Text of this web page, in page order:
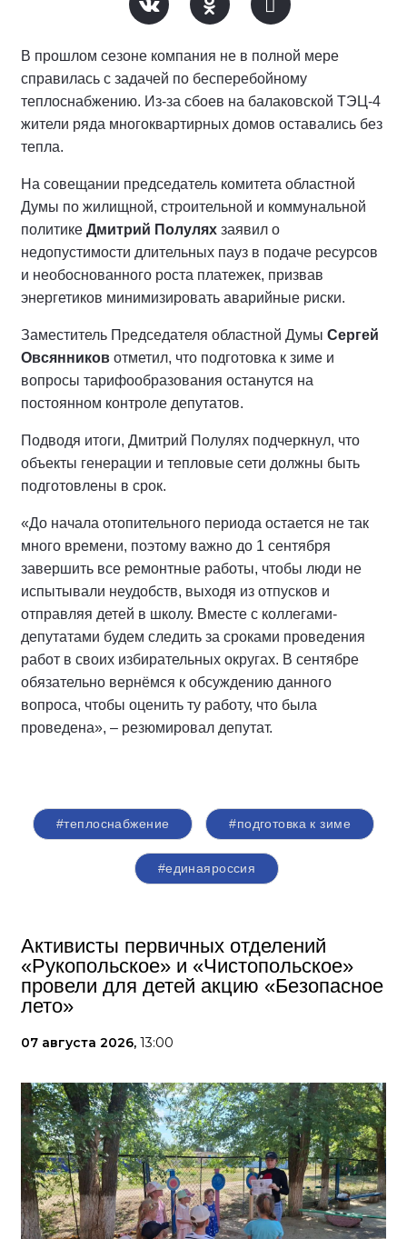
В прошлом сезоне компания не в полной мере
справилась с задачей по бесперебойному
теплоснабжению. Из-за сбоев на балаковской ТЭЦ-4
жители ряда многоквартирных домов оставались без
тепла.
На совещании председатель комитета областной
Думы по жилищной, строительной и коммунальной
политике Дмитрий Полулях заявил о
недопустимости длительных пауз в подаче ресурсов
и необоснованного роста платежек, призвав
энергетиков минимизировать аварийные риски.
Заместитель Председателя областной Думы Сергей
Овсянников отметил, что подготовка к зиме и
вопросы тарифообразования останутся на
постоянном контроле депутатов.
Подводя итоги, Дмитрий Полулях подчеркнул, что
объекты генерации и тепловые сети должны быть
подготовлены в срок.
«До начала отопительного периода остается не так
много времени, поэтому важно до 1 сентября
завершить все ремонтные работы, чтобы люди не
испытывали неудобств, выходя из отпусков и
отправляя детей в школу. Вместе с коллегами-
депутатами будем следить за сроками проведения
работ в своих избирательных округах. В сентябре
обязательно вернёмся к обсуждению данного
вопроса, чтобы оценить ту работу, что была
проведена», – резюмировал депутат.
#теплоснабжение #подготовка к зиме
#единаяроссия
Активисты первичных отделений
«Рукопольское» и «Чистопольское»
провели для детей акцию «Безопасное
лето»
07 августа 2026, 13:00